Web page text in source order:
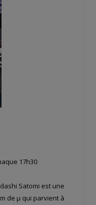
17h30
Satomi est une
de μ qui parvient à